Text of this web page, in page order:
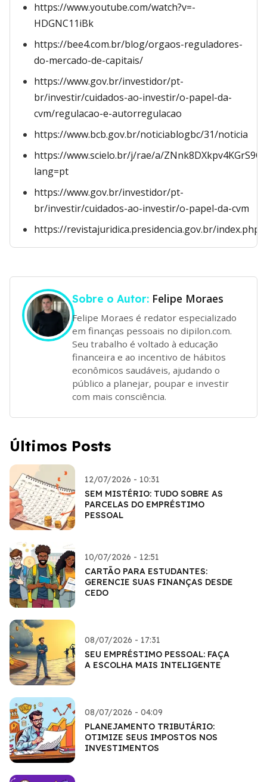
https://www.youtube.com/watch?v=-
HDGNC11iBk
https://bee4.com.br/blog/orgaos-reguladores-
do-mercado-de-capitais/
https://www.gov.br/investidor/pt-
br/investir/cuidados-ao-investir/o-papel-da-
cvm/regulacao-e-autorregulacao
https://www.bcb.gov.br/noticiablogbc/31/noticia
https://www.scielo.br/j/rae/a/
lang=pt
https://www.gov.br/investidor/pt-
br/investir/cuidados-ao-investir/o-papel-da-cvm
https://revistajuridica.presidencia.gov.br/
Sobre o Autor: Felipe Moraes
Felipe Moraes é redator especializado
em finanças pessoais no dipilon.com.
Seu trabalho é voltado à educação
financeira e ao incentivo de hábitos
econômicos saudáveis, ajudando o
público a planejar, poupar e investir
com mais consciência.
Últimos Posts
12/07/2026 - 10:31
SEM MISTÉRIO: TUDO SOBRE AS
PARCELAS DO EMPRÉSTIMO
PESSOAL
10/07/2026 - 12:51
CARTÃO PARA ESTUDANTES:
GERENCIE SUAS FINANÇAS DESDE
CEDO
08/07/2026 - 17:31
SEU EMPRÉSTIMO PESSOAL: FAÇA
A ESCOLHA MAIS INTELIGENTE
08/07/2026 - 04:09
PLANEJAMENTO TRIBUTÁRIO:
OTIMIZE SEUS IMPOSTOS NOS
INVESTIMENTOS